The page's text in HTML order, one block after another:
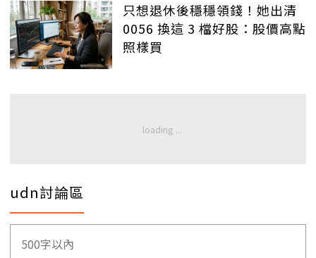
只想退休後穩穩領錢！她出清
0056 換這 3 檔好股：股價高點
照樣買
udn討論區